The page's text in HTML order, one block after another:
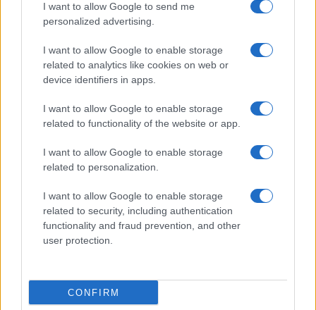
I want to allow Google to send me
personalized advertising.
I want to allow Google to enable storage
related to analytics like cookies on web or
device identifiers in apps.
I want to allow Google to enable storage
related to functionality of the website or app.
I want to allow Google to enable storage
related to personalization.
I want to allow Google to enable storage
related to security, including authentication
functionality and fraud prevention, and other
user protection.
CONFIRM
Cómo identificar y evitar el fraude fiscal: guía completa
Lucía Herrera · 26 Jul 2026
Nombre